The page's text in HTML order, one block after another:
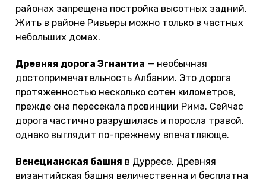
районах запрещена постройка высотных задний.
Жить в районе Ривьеры можно только в частных
небольших домах.
Древняя дорога Эгнантиа — необычная
достопримечательность Албании. Это дорога
протяженностью несколько сотен километров,
прежде она пересекала провинции Рима. Сейчас
дорога частично разрушилась и поросла травой,
однако выглядит по-прежнему впечатляюще.
Венецианская башня в Дурресе. Древняя
византийская башня величественна и бесплатна